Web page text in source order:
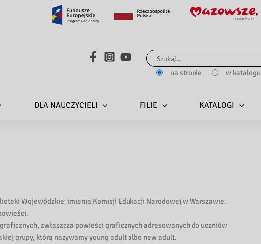
Search...
na stronie
w katalogu
DLA NAUCZYCIELI FILIE KATALOGI
Wojewódzkiej imienia Komisji Edukacji Narodowej w Warszawie.
zwłaszcza powieści graficznych adresowanych do uczniów
grupy, którą nazywamy young adult albo new adult.